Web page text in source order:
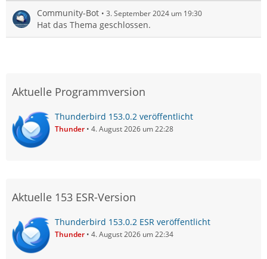
Community-Bot 3. September 2024 um 19:30
Hat das Thema geschlossen.
Aktuelle Programmversion
Thunderbird 153.0.2 veröffentlicht
Thunder 4. August 2026 um 22:28
Aktuelle 153 ESR-Version
Thunderbird 153.0.2 ESR veröffentlicht
Thunder 4. August 2026 um 22:34